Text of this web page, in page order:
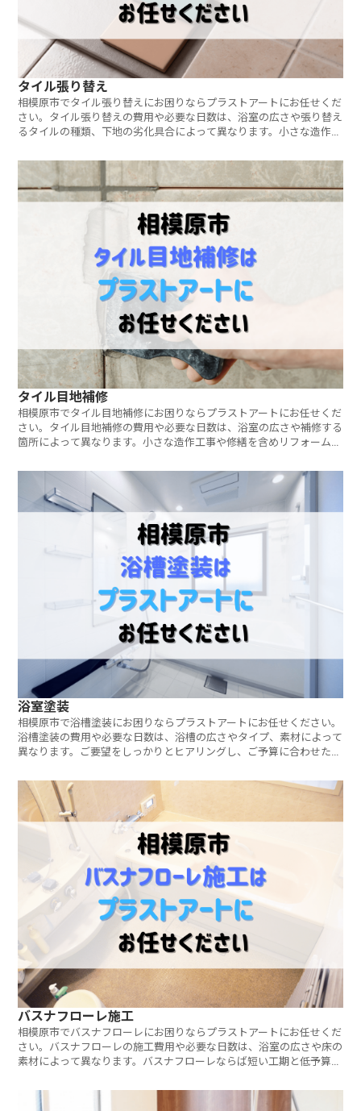
タイル張り替え
相模原市でタイル張り替えにお困りならプラストアートにお任せくだ
さい。タイル張り替えの費用や必要な日数は、浴室の広さや張り替え
るタイルの種類、下地の劣化具合によって異なります。小さな造作工
めて最適なご提案をさせていただきます。ご相談・見積もりは無料で
す。お気軽にお問い合わせください。
タイル目地補修
相模原市でタイル目地補修にお困りならプラストアートにお任せくだ
さい。タイル目地補修の費用や必要な日数は、浴室の広さや補修する
箇所によって異なります。小さな造作工事や修繕を含めリフォームを
ただきます。ご相談・見積もりは無料です。お気軽にお問い合わせく
ださい。
浴室塗装
相模原市で浴槽塗装にお困りならプラストアートにお任せください。
浴槽塗装の費用や必要な日数は、浴槽の広さやタイプ、素材によって
異なります。ご要望をしっかりとヒアリングし、ご予算に合わせたご
お問い合わせください。
バスナフローレ施工
相模原市でバスナフローレにお困りならプラストアートにお任せくだ
さい。バスナフローレの施工費用や必要な日数は、浴室の広さや床の
素材によって異なります。バスナフローレならば短い工期と低予算で
す。お気軽にお問い合わせください。